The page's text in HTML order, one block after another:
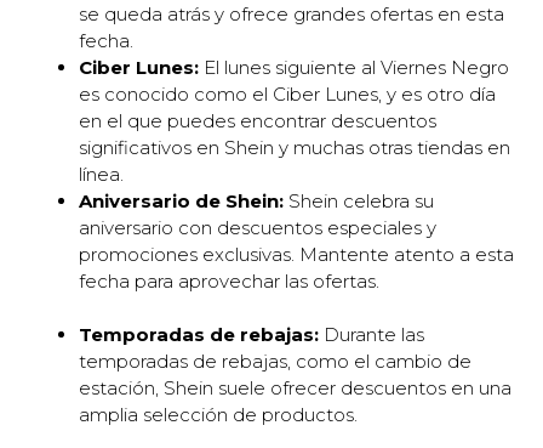
se queda atrás y ofrece grandes ofertas en esta
fecha.
Ciber Lunes: El lunes siguiente al Viernes Negro
es conocido como el Ciber Lunes, y es otro día
en el que puedes encontrar descuentos
significativos en Shein y muchas otras tiendas en
línea.
Aniversario de Shein: Shein celebra su
aniversario con descuentos especiales y
promociones exclusivas. Mantente atento a esta
fecha para aprovechar las ofertas.
Temporadas de rebajas: Durante las
temporadas de rebajas, como el cambio de
estación, Shein suele ofrecer descuentos en una
amplia selección de productos.